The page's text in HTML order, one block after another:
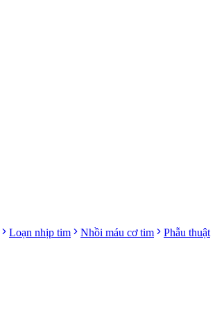
Loạn nhịp tim Nhồi máu cơ tim
Phẫu thuật